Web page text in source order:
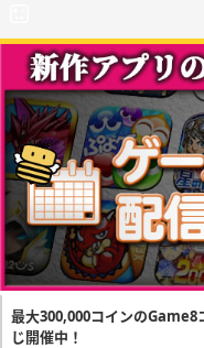
最大300,000コインのGame8
じ開催中！